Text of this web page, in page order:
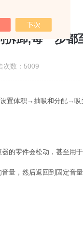
卸,每一步都
数：5009
体积→抽吸和分配→吸
零件会松动，甚至用于
，然后返回到固定音量